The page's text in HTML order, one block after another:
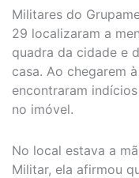
Militares do
29 localizaram a
quadra da cidade e
casa. Ao chegarem
encontraram
no imóvel.
No local estava a
Militar, ela afirmou